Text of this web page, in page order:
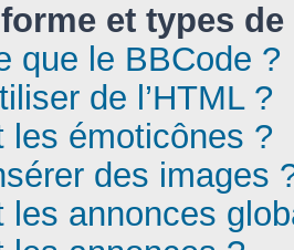
et types
que le BBCode ?
de l’HTML ?
les émoticônes ?
des images
les annonces